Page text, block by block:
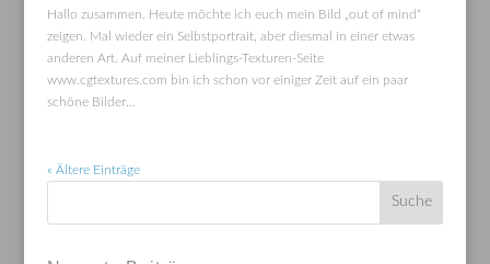
Hallo zusammen. Heute möchte ich euch mein Bild „out of mind“
zeigen. Mal wieder ein Selbstportrait, aber diesmal in einer etwas
anderen Art. Auf meiner Lieblings-Texturen-Seite
www.cgtextures.com bin ich schon vor einiger Zeit auf ein paar
schöne Bilder...
« Ältere Einträge